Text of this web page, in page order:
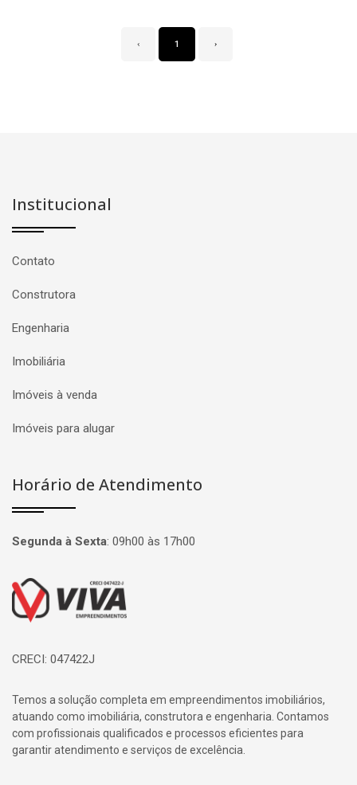
‹ 1 ›
Institucional
Contato
Construtora
Engenharia
Imobiliária
Imóveis à venda
Imóveis para alugar
Horário de Atendimento
Segunda à Sexta: 09h00 às 17h00
Página inicial
CRECI: 047422J
Temos a solução completa em empreendimentos imobiliários,
atuando como imobiliária, construtora e engenharia. Contamos
com profissionais qualificados e processos eficientes para
garantir atendimento e serviços de excelência.